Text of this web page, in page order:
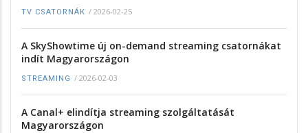
TV CSATORNÁK / 2026-02-25
A SkyShowtime új on-demand streaming csatornákat
indít Magyarországon
STREAMING / 2026-02-03
A Canal+ elindítja streaming szolgáltatását
Magyarországon